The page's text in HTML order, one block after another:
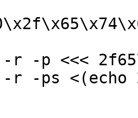
-p <<<
-ps <(echo